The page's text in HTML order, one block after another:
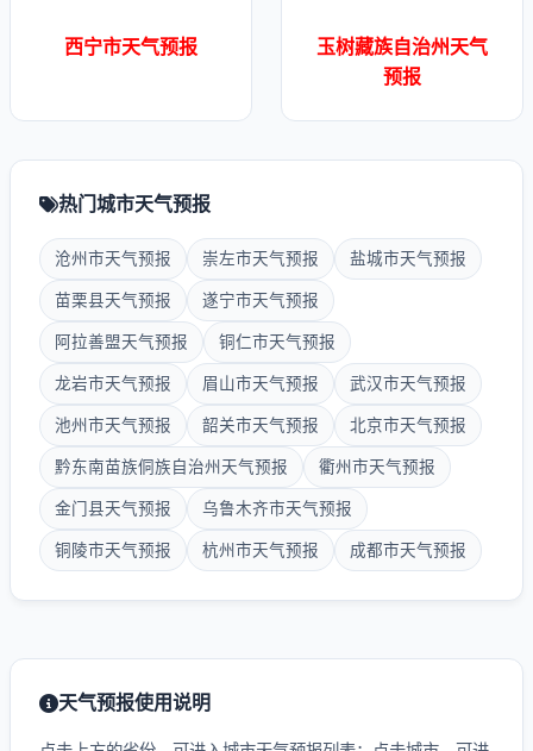
西宁市天气预报
玉树藏族自治州天气
预报
热门城市天气预报
沧州市天气预报 崇左市天气预报 盐城市天气预报
苗栗县天气预报 遂宁市天气预报
阿拉善盟天气预报 铜仁市天气预报
龙岩市天气预报 眉山市天气预报 武汉市天气预报
池州市天气预报 韶关市天气预报 北京市天气预报
黔东南苗族侗族自治州天气预报 衢州市天气预报
金门县天气预报 乌鲁木齐市天气预报
铜陵市天气预报 杭州市天气预报 成都市天气预报
天气预报使用说明